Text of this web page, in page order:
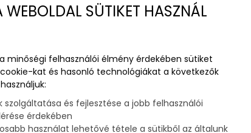
évezredek óta foglalkoztatja a világ felfedezőit,
ahhoz, hogy téged is csalogassanak az
WEBOLDAL SÜTIKET HASZNÁL
minőségi felhasználói élmény érdekében sütiket
kat és hasonló technológiákat a következők
szolgáltatása és fejlesztése a jobb felhasználói
érdekében
használat lehetővé tétele a sütikből az általunk